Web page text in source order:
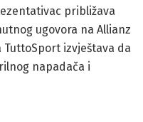
približava
ugovora na Allianz
izvještava da
napadača i